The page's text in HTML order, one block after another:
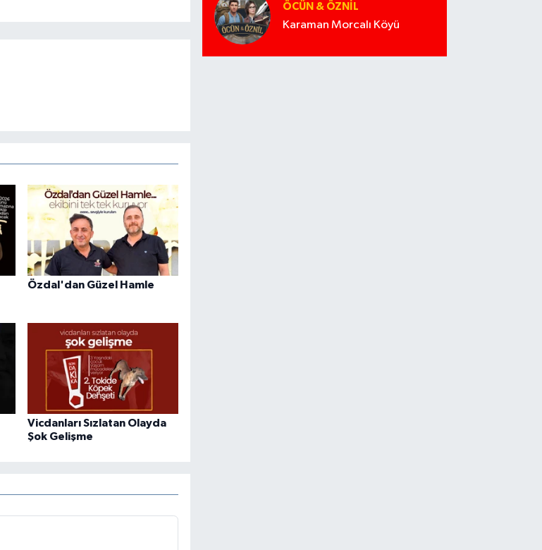
Özdal'dan Güzel Hamle
Vicdanları Sızlatan Olayda
Şok Gelişme
ÖCÜN & ÖZNIL
Karaman Morcalı Köyü